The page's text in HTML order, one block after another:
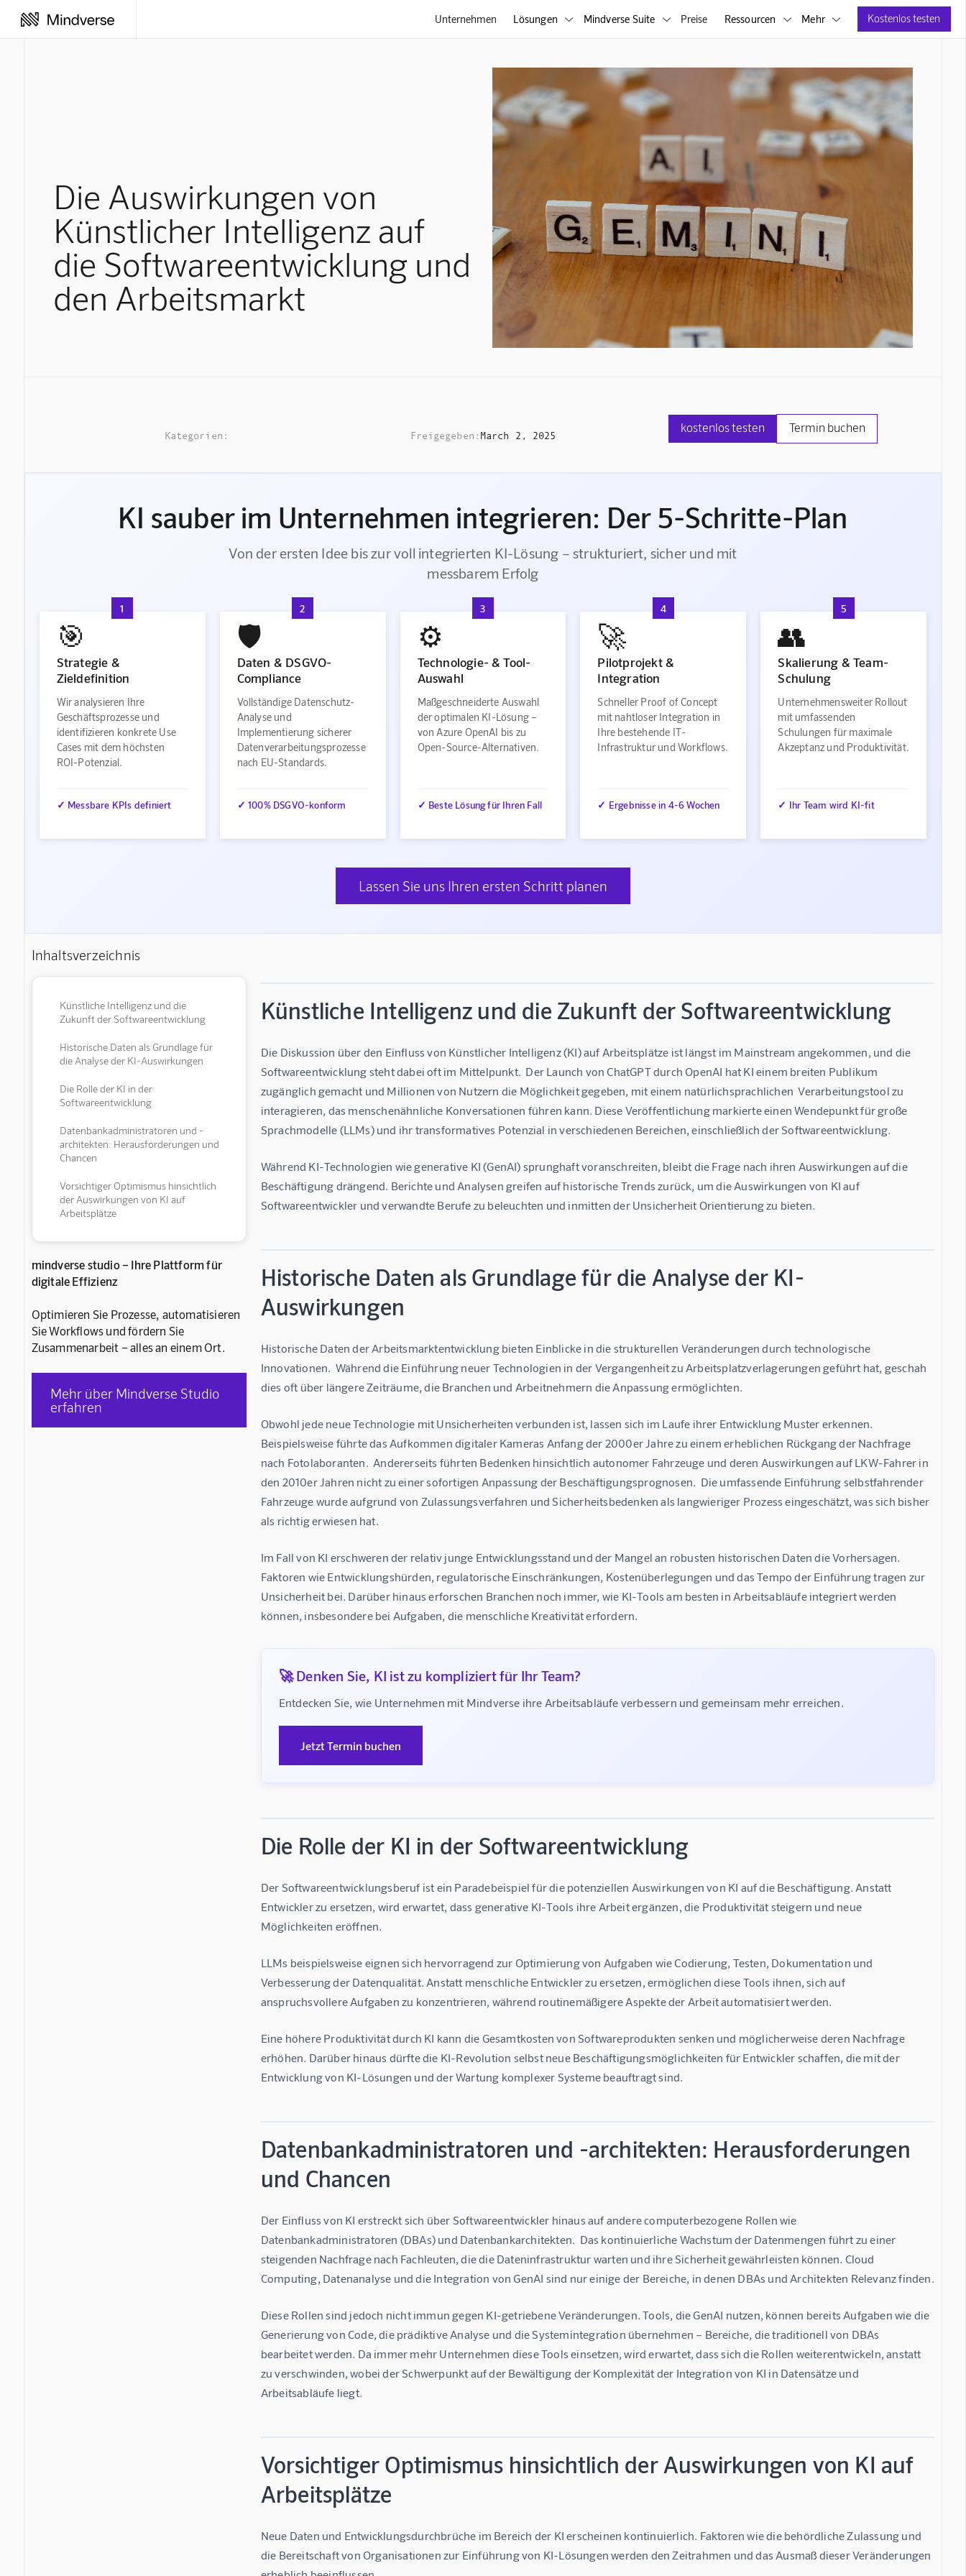
Unternehmen Lösungen  Mindverse Suite  Preise Ressourcen  Mehr  Kostenlos testen
Die Auswirkungen von
Künstlicher Intelligenz auf
die Softwareentwicklung und
den Arbeitsmarkt
Kategorien: Freigegeben: March 2, 2025
kostenlos testen Termin buchen
KI sauber im Unternehmen integrieren: Der 5-Schritte-Plan
Von der ersten Idee bis zur voll integrierten KI-Lösung – strukturiert, sicher und mit
messbarem Erfolg
1
🎯
Strategie &
Zieldefinition
Wir analysieren Ihre
Geschäftsprozesse und
identifizieren konkrete Use
Cases mit dem höchsten
ROI-Potenzial.
✓ Messbare KPIs definiert
2
🛡️
Daten & DSGVO-
Compliance
Vollständige Datenschutz-
Analyse und
Implementierung sicherer
Datenverarbeitungsprozesse
nach EU-Standards.
✓ 100% DSGVO-konform
3
⚙️
Technologie- & Tool-
Auswahl
Maßgeschneiderte Auswahl
der optimalen KI-Lösung –
von Azure OpenAI bis zu
Open-Source-Alternativen.
✓ Beste Lösung für Ihren Fall
4
🚀
Pilotprojekt &
Integration
Schneller Proof of Concept
mit nahtloser Integration in
Ihre bestehende IT-
Infrastruktur und Workflows.
✓ Ergebnisse in 4-6 Wochen
5
👥
Skalierung & Team-
Schulung
Unternehmensweiter Rollout
mit umfassenden
Schulungen für maximale
Akzeptanz und Produktivität.
✓ Ihr Team wird KI-fit
Lassen Sie uns Ihren ersten Schritt planen
Inhaltsverzeichnis
Künstliche Intelligenz und die
Zukunft der Softwareentwicklung
Historische Daten als Grundlage für
die Analyse der KI-Auswirkungen
Die Rolle der KI in der
Softwareentwicklung
Datenbankadministratoren und -
architekten: Herausforderungen und
Chancen
Vorsichtiger Optimismus hinsichtlich
der Auswirkungen von KI auf
Arbeitsplätze
mindverse studio – Ihre Plattform für
digitale Effizienz
Optimieren Sie Prozesse, automatisieren
Sie Workflows und fördern Sie
Zusammenarbeit – alles an einem Ort.
Mehr über Mindverse Studio
erfahren
Künstliche Intelligenz und die Zukunft der Softwareentwicklung
Die Diskussion über den Einfluss von Künstlicher Intelligenz (KI) auf Arbeitsplätze ist längst im Mainstream angekommen, und die
Softwareentwicklung steht dabei oft im Mittelpunkt.  Der Launch von ChatGPT durch OpenAI hat KI einem breiten Publikum
zugänglich gemacht und Millionen von Nutzern die Möglichkeit gegeben, mit einem natürlichsprachlichen  Verarbeitungstool zu
interagieren, das menschenähnliche Konversationen führen kann. Diese Veröffentlichung markierte einen Wendepunkt für große
Sprachmodelle (LLMs) und ihr transformatives Potenzial in verschiedenen Bereichen, einschließlich der Softwareentwicklung.
Während KI-Technologien wie generative KI (GenAI) sprunghaft voranschreiten, bleibt die Frage nach ihren Auswirkungen auf die
Beschäftigung drängend. Berichte und Analysen greifen auf historische Trends zurück, um die Auswirkungen von KI auf
Softwareentwickler und verwandte Berufe zu beleuchten und inmitten der Unsicherheit Orientierung zu bieten.
Historische Daten als Grundlage für die Analyse der KI-
Auswirkungen
Historische Daten der Arbeitsmarktentwicklung bieten Einblicke in die strukturellen Veränderungen durch technologische
Innovationen.  Während die Einführung neuer Technologien in der Vergangenheit zu Arbeitsplatzverlagerungen geführt hat, geschah
dies oft über längere Zeiträume, die Branchen und Arbeitnehmern die Anpassung ermöglichten.
Obwohl jede neue Technologie mit Unsicherheiten verbunden ist, lassen sich im Laufe ihrer Entwicklung Muster erkennen.
Beispielsweise führte das Aufkommen digitaler Kameras Anfang der 2000er Jahre zu einem erheblichen Rückgang der Nachfrage
nach Fotolaboranten.  Andererseits führten Bedenken hinsichtlich autonomer Fahrzeuge und deren Auswirkungen auf LKW-Fahrer in
den 2010er Jahren nicht zu einer sofortigen Anpassung der Beschäftigungsprognosen.  Die umfassende Einführung selbstfahrender
Fahrzeuge wurde aufgrund von Zulassungsverfahren und Sicherheitsbedenken als langwieriger Prozess eingeschätzt, was sich bisher
als richtig erwiesen hat.
Im Fall von KI erschweren der relativ junge Entwicklungsstand und der Mangel an robusten historischen Daten die Vorhersagen.
Faktoren wie Entwicklungshürden, regulatorische Einschränkungen, Kostenüberlegungen und das Tempo der Einführung tragen zur
Unsicherheit bei. Darüber hinaus erforschen Branchen noch immer, wie KI-Tools am besten in Arbeitsabläufe integriert werden
können, insbesondere bei Aufgaben, die menschliche Kreativität erfordern.
🚀 Denken Sie, KI ist zu kompliziert für Ihr Team?
Entdecken Sie, wie Unternehmen mit Mindverse ihre Arbeitsabläufe verbessern und gemeinsam mehr erreichen.
Jetzt Termin buchen
Die Rolle der KI in der Softwareentwicklung
Der Softwareentwicklungsberuf ist ein Paradebeispiel für die potenziellen Auswirkungen von KI auf die Beschäftigung. Anstatt
Entwickler zu ersetzen, wird erwartet, dass generative KI-Tools ihre Arbeit ergänzen, die Produktivität steigern und neue
Möglichkeiten eröffnen.
LLMs beispielsweise eignen sich hervorragend zur Optimierung von Aufgaben wie Codierung, Testen, Dokumentation und
Verbesserung der Datenqualität. Anstatt menschliche Entwickler zu ersetzen, ermöglichen diese Tools ihnen, sich auf
anspruchsvollere Aufgaben zu konzentrieren, während routinemäßigere Aspekte der Arbeit automatisiert werden.
Eine höhere Produktivität durch KI kann die Gesamtkosten von Softwareprodukten senken und möglicherweise deren Nachfrage
erhöhen. Darüber hinaus dürfte die KI-Revolution selbst neue Beschäftigungsmöglichkeiten für Entwickler schaffen, die mit der
Entwicklung von KI-Lösungen und der Wartung komplexer Systeme beauftragt sind.
Datenbankadministratoren und -architekten: Herausforderungen
und Chancen
Der Einfluss von KI erstreckt sich über Softwareentwickler hinaus auf andere computerbezogene Rollen wie
Datenbankadministratoren (DBAs) und Datenbankarchitekten.  Das kontinuierliche Wachstum der Datenmengen führt zu einer
steigenden Nachfrage nach Fachleuten, die die Dateninfrastruktur warten und ihre Sicherheit gewährleisten können. Cloud
Computing, Datenanalyse und die Integration von GenAI sind nur einige der Bereiche, in denen DBAs und Architekten Relevanz finden.
Diese Rollen sind jedoch nicht immun gegen KI-getriebene Veränderungen. Tools, die GenAI nutzen, können bereits Aufgaben wie die
Generierung von Code, die prädiktive Analyse und die Systemintegration übernehmen – Bereiche, die traditionell von DBAs
bearbeitet werden. Da immer mehr Unternehmen diese Tools einsetzen, wird erwartet, dass sich die Rollen weiterentwickeln, anstatt
zu verschwinden, wobei der Schwerpunkt auf der Bewältigung der Komplexität der Integration von KI in Datensätze und
Arbeitsabläufe liegt.
Vorsichtiger Optimismus hinsichtlich der Auswirkungen von KI auf
Arbeitsplätze
Neue Daten und Entwicklungsdurchbrüche im Bereich der KI erscheinen kontinuierlich. Faktoren wie die behördliche Zulassung und
die Bereitschaft von Organisationen zur Einführung von KI-Lösungen werden den Zeitrahmen und das Ausmaß dieser Veränderungen